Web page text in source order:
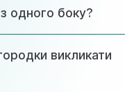
виникає
одного боку?
боку. Точну
викликати